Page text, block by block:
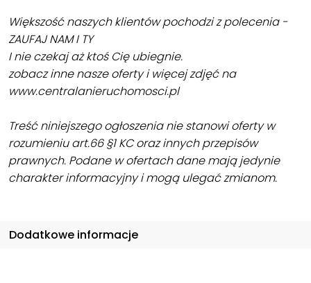
Większość naszych klientów pochodzi z polecenia -
ZAUFAJ NAM I TY
I nie czekaj aż ktoś Cię ubiegnie.
zobacz inne nasze oferty i więcej zdjęć na
www.centralanieruchomosci.pl
Treść niniejszego ogłoszenia nie stanowi oferty w
rozumieniu art.66 §1 KC oraz innych przepisów
prawnych. Podane w ofertach dane mają jedynie
charakter informacyjny i mogą ulegać zmianom.
Dodatkowe informacje